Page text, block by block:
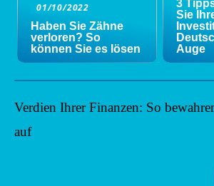
01/10/2022
Haben Sie Zähne
verloren? So
können Sie es lösen
3
Sie
Auge
Verdien Ihrer Finanzen: So
auf